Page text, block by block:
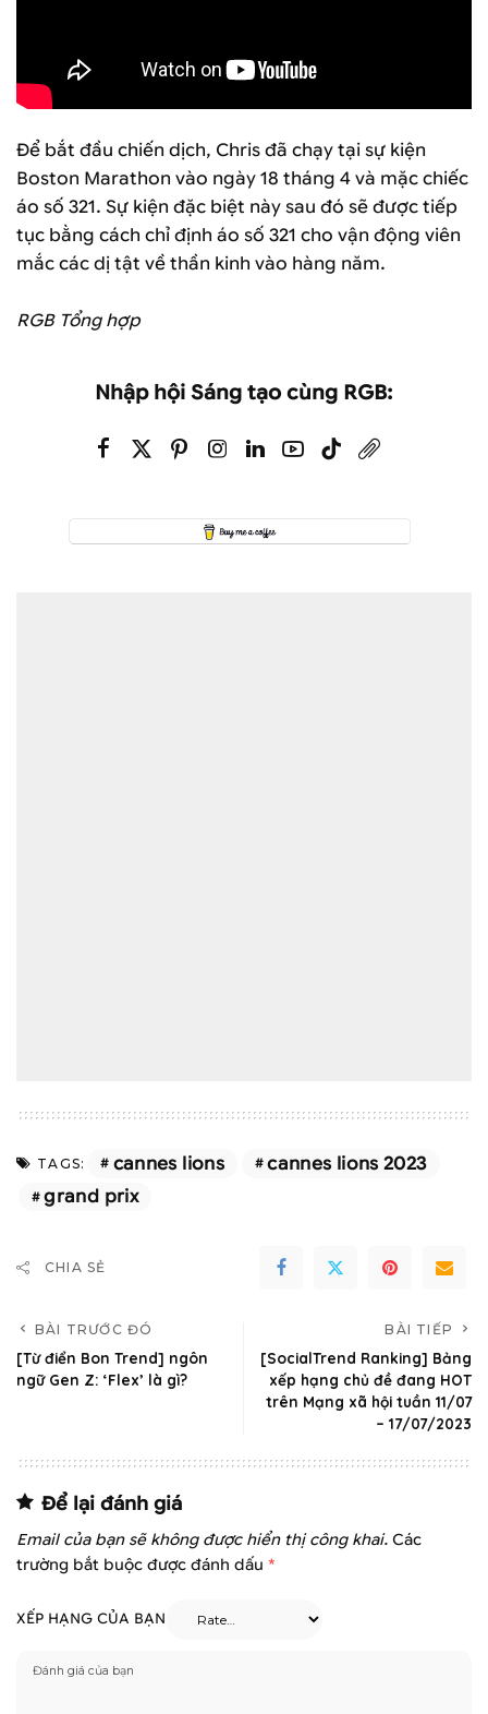
Để bắt đầu chiến dịch, Chris đã chạy tại sự kiện
Boston Marathon vào ngày 18 tháng 4 và mặc chiếc
áo số 321. Sự kiện đặc biệt này sau đó sẽ được tiếp
tục bằng cách chỉ định áo số 321 cho vận động viên
mắc các dị tật về thần kinh vào hàng năm.
RGB Tổng hợp
Nhập hội Sáng tạo cùng RGB:
TAGS: cannes lions
cannes lions 2023
grand prix
CHIA SẺ
BÀI TRƯỚC ĐÓ
[Từ điển Bon Trend] ngôn
ngữ Gen Z: ‘Flex’ là gì?
BÀI TIẾP
[SocialTrend Ranking] Bảng
xếp hạng chủ đề đang HOT
trên Mạng xã hội tuần 11/07
– 17/07/2023
Để lại đánh giá
Email của bạn sẽ không được hiển thị công khai. Các
trường bắt buộc được đánh dấu *
XẾP HẠNG CỦA BẠN